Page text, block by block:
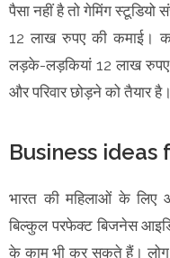
पैसा नहीं है तो गेमिंग
12 लाख रुपए की कमाई।
लड़के-लड़कियां 12 लाख
और परिवार छोड़ने को तैयार है।
Business
भारत की महिलाओं के लिए
बिल्कुल परफेक्ट बिजनेस
के काम भी कर सकते हैं। लोग